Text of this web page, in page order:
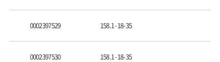
천천히 조금씩 넓혀나가는 점진성의 위력
PART 3 커뮤니티에 의지하기
0002397529 158.1 -18-35
0002397530 158.1 -18-35